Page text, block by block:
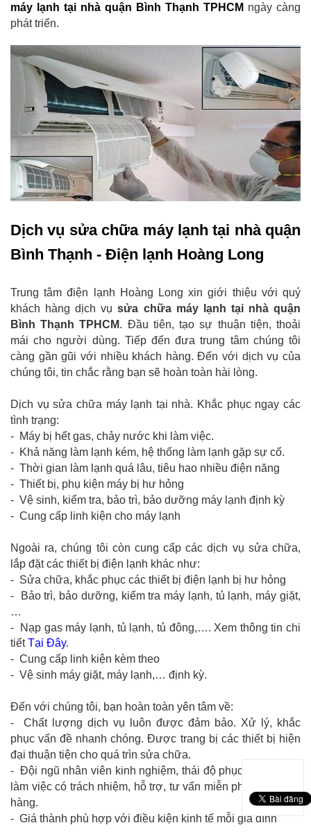
máy lạnh tại nhà quận Bình Thạnh TPHCM ngày càng
phát triển.
Dịch vụ sửa chữa máy lạnh tại nhà quận
Bình Thạnh - Điện lạnh Hoàng Long
Trung tâm điện lạnh Hoàng Long xin giới thiệu với quý
khách hàng dịch vụsửa chữa máy lạnh tại nhà quận
Bình Thạnh TPHCM. Đầu tiên, tạo sự thuận tiện, thoải
mái cho người dùng. Tiếp đến đưa trung tâm chúng tôi
càng gần gũi với nhiều khách hàng. Đến với dịch vụ của
chúng tôi, tin chắc rằng bạn sẽ hoàn toàn hài lòng.
Dịch vụ sửa chữa máy lạnh tại nhà. Khắc phục ngay các
tình trạng:
- Máy bị hết gas, chảy nước khi làm việc.
- Khả năng làm lạnh kém, hệ thống làm lạnh gặp sự cố.
- Thời gian làm lạnh quá lâu, tiêu hao nhiều điện năng
- Thiết bị, phụ kiện máy bị hư hỏng
- Vệ sinh, kiểm tra, bảo trì, bảo dưỡng máy lạnh định kỳ
- Cung cấp linh kiện cho máy lạnh
Ngoài ra, chúng tôi còn cung cấp các dịch vụ sửa chữa,
lắp đặt các thiết bị điện lạnh khác như:
- Sửa chữa, khắc phục các thiết bị điện lạnh bị hư hỏng
- Bảo trì, bảo dưỡng, kiểm tra máy lạnh, tủ lạnh, máy giặt,
…
- Nạp gas máy lạnh, tủ lạnh, tủ đông,…. Xem thông tin chi
tiếtTại Đây.
- Cung cấp linh kiện kèm theo
- Vệ sinh máy giặt, máy lạnh,… định kỳ.
Đến với chúng tôi, bạn hoàn toàn yên tâm về:
- Chất lượng dịch vụ luôn được đảm bảo. Xử lý, khắc
phục vấn đề nhanh chóng. Được trang bị các thiết bị hiện
đại thuận tiện cho quá trìn sửa chữa.
- Đội ngũ nhân viên kinh nghiệm, thái độ phục vụ tận tình,
làm việc có trách nhiệm, hỗ trợ, tư vấn miễn phí cho khách
hàng.
- Giá thành phù hợp với điều kiện kinh tế mỗi gia đình